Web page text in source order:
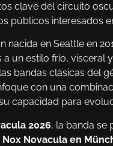
clave del circuito
públicos interesados
nacida en Seattle en
un estilo frío, visceral
bandas clásicas del
con una
capacidad para
2026, la banda se
Novacula en